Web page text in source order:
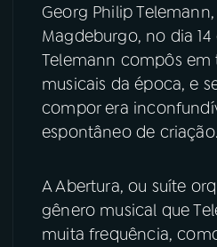
07ÚLTIMAS
PRÊMIO RÁDIO MEC
ACOMPANHE A RÁDIO MEC
Instagram
Georg Philip
Magdeburgo, no dia 14
Telemann compôs em
musicais da época, e
compor era
espontâneo de criação.
A Abertura, ou suíte
gênero musical que
muita frequência,